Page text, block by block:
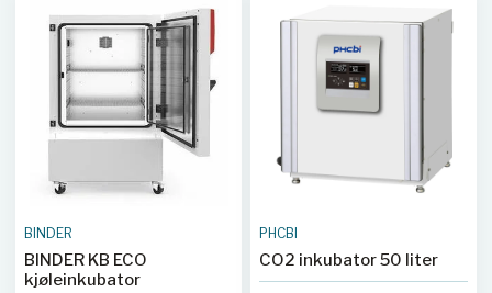
BINDER
BINDER KB ECO
kjøleinkubator
PHCBI
CO2 inkubator 50 liter